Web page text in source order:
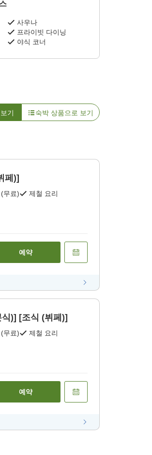
사우나
프라이빗 다이닝
야식 코너
기 숙박 상품으로 보기
페)]
무료)
제철 요리
예약
)] [조식 (뷔페)]
무료)
제철 요리
예약